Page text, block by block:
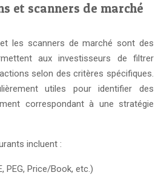
et scanners de marché
les scanners de marché sont des
aux investisseurs de filtrer
selon des critères spécifiques.
utiles pour identifier des
correspondant à une stratégie
incluent :
PEG, Price/Book, etc.)